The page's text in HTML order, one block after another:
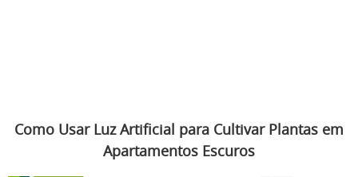
Como Usar Luz Artificial para Cultivar Plantas em
Apartamentos Escuros